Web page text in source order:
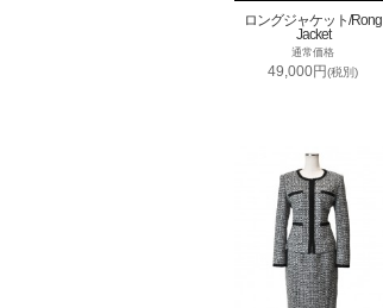
ロングジャケット/Rong
Jacket
通常価格
49,000円(税別)